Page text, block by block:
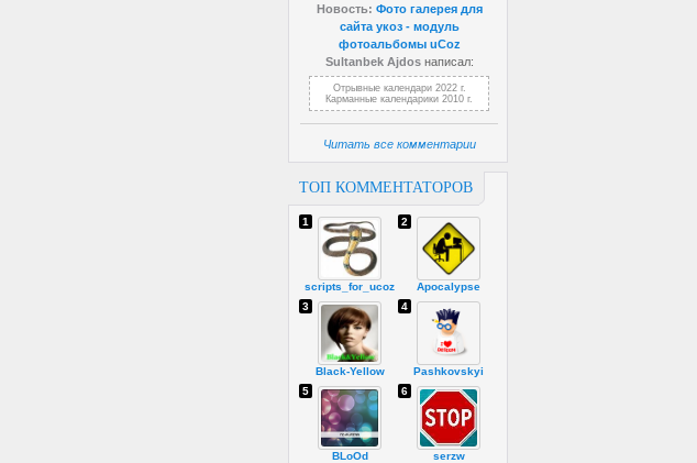
Новость: Фото галерея для
сайта укоз - модуль
фотоальбомы uCoz
Sultanbek Ajdosнаписал:
Отрывные календари 2022 г.
Карманные календарики 2010 г.
Читать все комментарии
ТОП КОММЕНТАТОРОВ
scripts_for_ucoz
1
Apocalypse
2
Black-Yellow
3
Pashkovskyi
4
BLoOd
5
serzw
6